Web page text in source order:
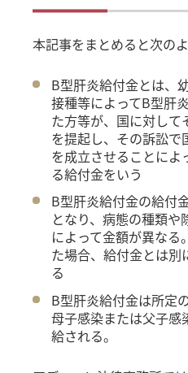
本記事をまとめると次のよ
B型肝炎給付金とは、
接種等によってB型肝
た方等が、国に対し
を提起し、その訴訟
を成立させることによ
る給付金をいう
B型肝炎給付金の給付
となり、病態の種類
によって金額が異なる
た場合、給付金とは
る
B型肝炎給付金は所定
母子感染または父子感
給される。